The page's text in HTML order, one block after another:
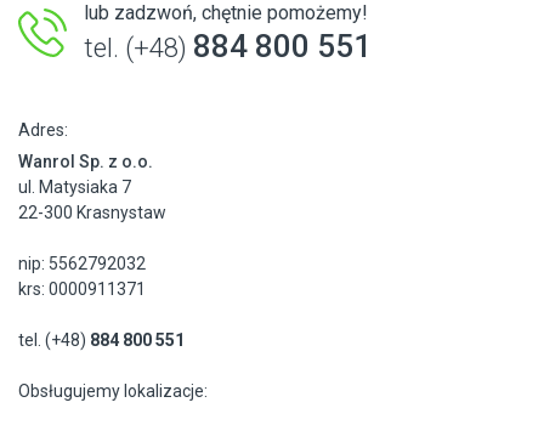
lub zadzwoń, chętnie pomożemy!
tel. (+48) 884 800 551
Adres:
Wanrol Sp. z o.o.
ul. Matysiaka 7
22-300 Krasnystaw
nip: 5562792032
krs: 0000911371
tel. (+48) 884 800 551
Obsługujemy lokalizacje: